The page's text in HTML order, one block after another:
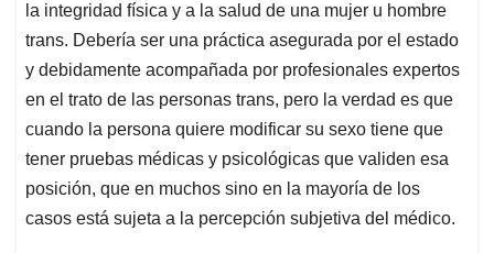
la integridad física y a la salud de una mujer u hombre
trans. Debería ser una práctica asegurada por el estado
y debidamente acompañada por profesionales expertos
en el trato de las personas trans, pero la verdad es que
cuando la persona quiere modificar su sexo tiene que
tener pruebas médicas y psicológicas que validen esa
posición, que en muchos sino en la mayoría de los
casos está sujeta a la percepción subjetiva del médico.